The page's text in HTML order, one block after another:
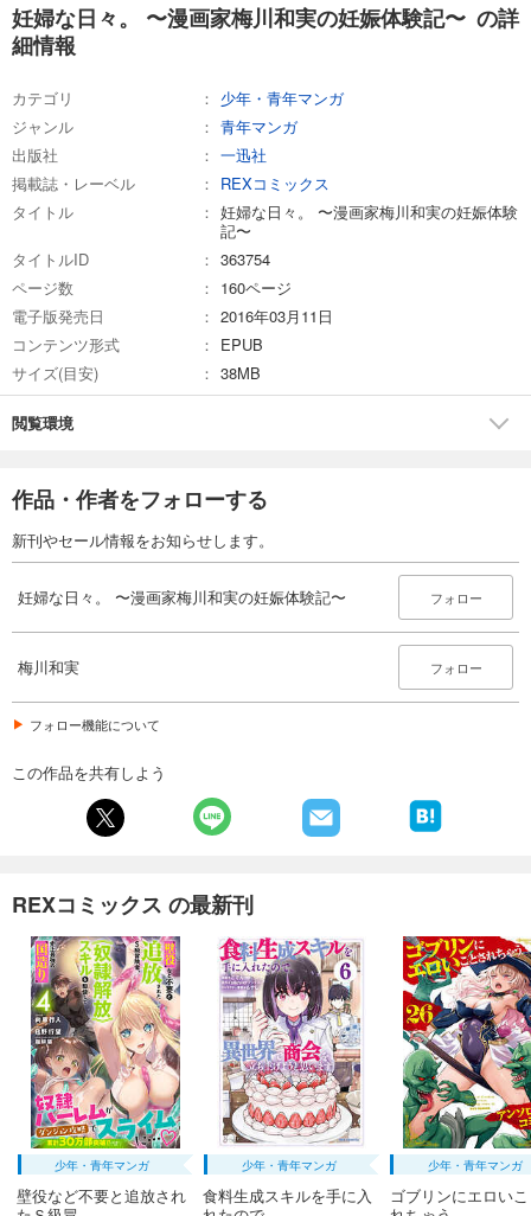
妊婦な日々。 〜漫画家梅川和実の妊娠体験記〜 の詳
細情報
カテゴリ
少年・青年マンガ
ジャンル
青年マンガ
出版社
一迅社
掲載誌・レーベル
REXコミックス
タイトル
妊婦な日々。 〜漫画家梅川和実の妊娠体験
記〜
タイトルID
363754
ページ数
160ページ
電子版発売日
2016年03月11日
コンテンツ形式
EPUB
サイズ(目安)
38MB
閲覧環境
作品・作者をフォローする
新刊やセール情報をお知らせします。
妊婦な日々。 〜漫画家梅川和実の妊娠体験記〜 フォロー
梅川和実 フォロー
フォロー機能について
この作品を共有しよう
REXコミックス の最新刊
少年・青年マンガ
壁役など不要と追放され
少年・青年マンガ
食料生成スキルを手に入
少年・青年マンガ
ゴブリンにエロい